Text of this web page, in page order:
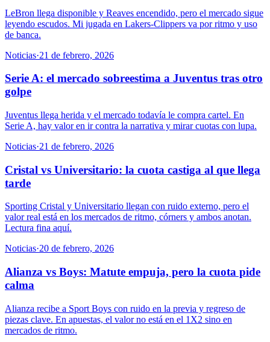
LeBron llega disponible y Reaves encendido, pero el mercado sigue
leyendo escudos. Mi jugada en Lakers-Clippers va por ritmo y uso
de banca.
Noticias·21 de febrero, 2026
Serie A: el mercado sobreestima a Juventus tras otro
golpe
Juventus llega herida y el mercado todavía le compra cartel. En
Serie A, hay valor en ir contra la narrativa y mirar cuotas con lupa.
Noticias·21 de febrero, 2026
Cristal vs Universitario: la cuota castiga al que llega
tarde
Sporting Cristal y Universitario llegan con ruido externo, pero el
valor real está en los mercados de ritmo, córners y ambos anotan.
Lectura fina aquí.
Noticias·20 de febrero, 2026
Alianza vs Boys: Matute empuja, pero la cuota pide
calma
Alianza recibe a Sport Boys con ruido en la previa y regreso de
piezas clave. En apuestas, el valor no está en el 1X2 sino en
mercados de ritmo.